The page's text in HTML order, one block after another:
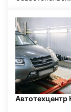
Автотехцентр